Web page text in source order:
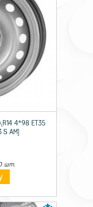
4*98 ET35
AM]
шт.